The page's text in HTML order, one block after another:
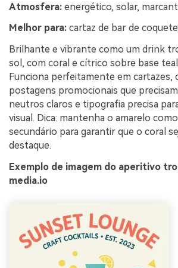
Atmosfera: energético, solar,
Melhor para: cartaz de bar de coquetel
Brilhante e vibrante como um drink
sol, com coral e cítrico sobre base
Funciona perfeitamente em cartazes,
postagens promocionais que
neutros claros e tipografia precisa
visual. Dica: mantenha o amarelo
secundário para garantir que o coral
destaque.
Exemplo de imagem do aperitivo
media.io